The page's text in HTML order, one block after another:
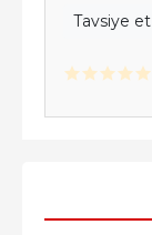
Tavsiye et